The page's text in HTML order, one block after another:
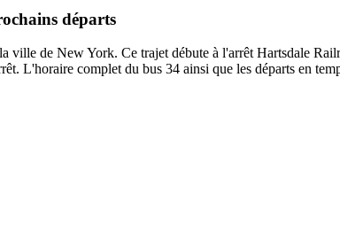
départs
ville de New York. Ce trajet débute à l'arrêt Hartsdale
L'horaire complet du bus 34 ainsi que les départs en